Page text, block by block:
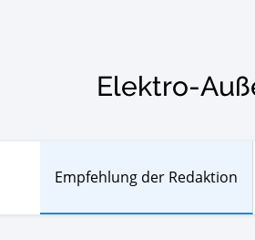
Elektro-
Empfehlung der Redaktion